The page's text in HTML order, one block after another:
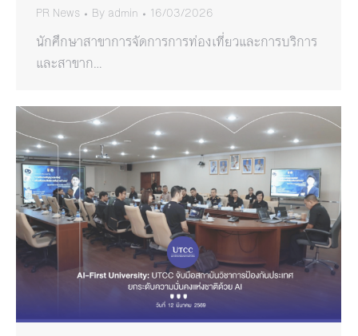
PR News By admin 16/03/2026
นักศึกษาสาขาการจัดการการท่องเที่ยวและการบริการ
และสาขาก…